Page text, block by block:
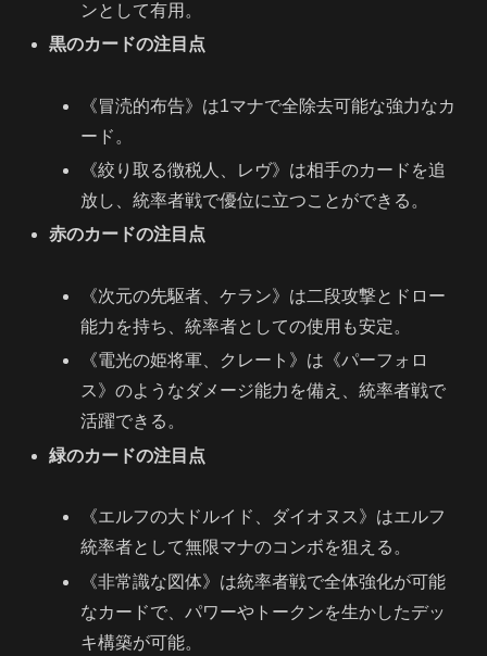
ンとして有用。
黒のカードの注目点
《冒涜的布告》は1マナで全除去可能な強力なカ
ード。
《絞り取る徴税人、レヴ》は相手のカードを追
放し、統率者戦で優位に立つことができる。
赤のカードの注目点
《次元の先駆者、ケラン》は二段攻撃とドロー
能力を持ち、統率者としての使用も安定。
《電光の姫将軍、クレート》は《パーフォロ
ス》のようなダメージ能力を備え、統率者戦で
活躍できる。
緑のカードの注目点
《エルフの大ドルイド、ダイオヌス》はエルフ
統率者として無限マナのコンボを狙える。
《非常識な図体》は統率者戦で全体強化が可能
なカードで、パワーやトークンを生かしたデッ
キ構築が可能。